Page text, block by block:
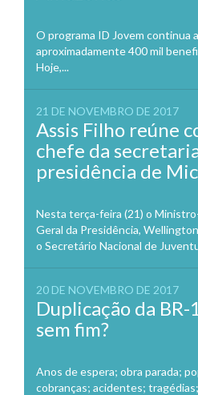
O programa ID Jovem continua
aproximadamente 400 mil
Hoje,...
21 DE NOVEMBRO DE 2017
Assis Filho reúne
chefe da
presidência de
Nesta terça-feira (21) o
Geral da Presidência,
o Secretário Nacional de
20 DE NOVEMBRO DE 2017
Duplicação da
sem fim?
Anos de espera; obra parada;
cobranças; acidentes;